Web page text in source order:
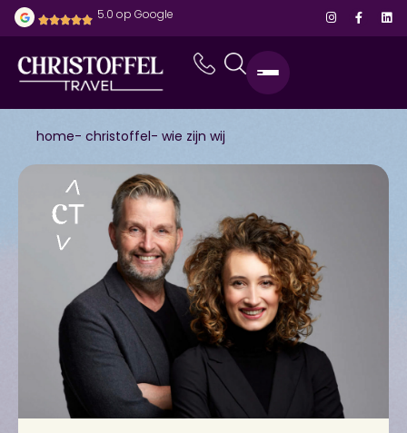
5.0 op Google
home- christoffel- wie zijn wij